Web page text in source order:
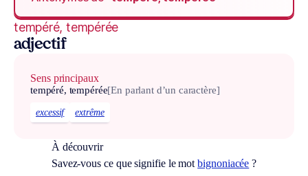
tempéré, tempérée
adjectif
Sens principaux
tempéré, tempérée[En parlant d’un caractère]
excessif extrême
À découvrir
Savez-vous ce que signifie le motbignoniacée ?